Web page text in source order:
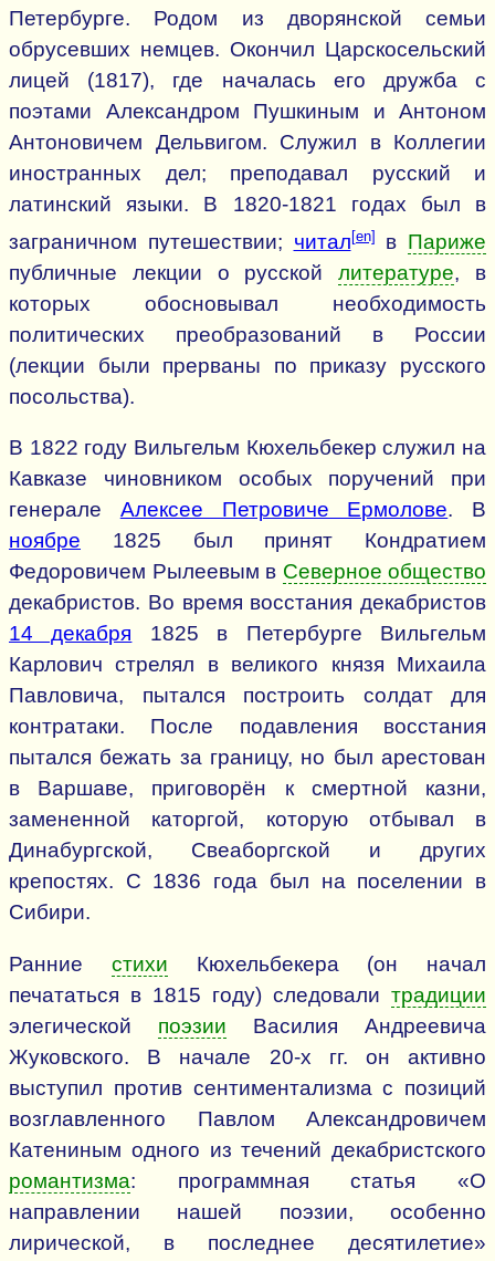
Петербурге. Родом из дворянской семьи
обрусевших немцев. Окончил Царскосельский
лицей (1817), где началась его дружба с
поэтами Александром Пушкиным и Антоном
Антоновичем Дельвигом. Служил в Коллегии
иностранных дел; преподавал русский и
латинский языки. В 1820-1821 годах был в
заграничном путешествии; читал[en] в Париже
публичные лекции о русскойлитературе, в
которых обосновывал необходимость
политических преобразований в России
(лекции были прерваны по приказу русского
посольства).
В 1822 году Вильгельм Кюхельбекер служил на
Кавказе чиновником особых поручений при
генерале Алексее Петровиче Ермолове. В
ноябре 1825 был принят Кондратием
Федоровичем Рылеевым в Северное общество
декабристов. Во время восстания декабристов
14 декабря 1825 в Петербурге Вильгельм
Карлович стрелял в великого князя Михаила
Павловича, пытался построить солдат для
контратаки. После подавления восстания
пытался бежать за границу, но был арестован
в Варшаве, приговорён к смертной казни,
замененной каторгой, которую отбывал в
Динабургской, Свеаборгской и других
крепостях. С 1836 года был на поселении в
Сибири.
Ранние стихи Кюхельбекера (он начал
печататься в 1815 году) следовали традиции
элегической поэзии Василия Андреевича
Жуковского. В начале 20-х гг. он активно
выступил против сентиментализма с позиций
возглавленного Павлом Александровичем
Катениным одного из течений декабристского
романтизма: программная статья «О
направлении нашей поэзии, особенно
лирической, в последнее десятилетие»